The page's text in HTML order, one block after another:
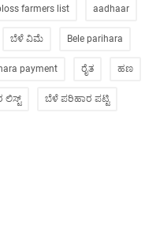
farmers list aadhaar
ಬೆಳೆ ವಿಮೆ Bele parihara
payment ರೈತ ಹಣ
ಲಿಸ್ಟ್ ಬೆಳೆ ಪರಿಹಾರ ಪಟ್ಟಿ